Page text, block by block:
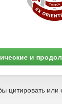
и
цитировать или